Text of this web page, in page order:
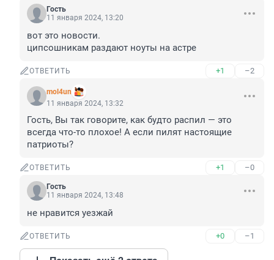
Гость
11 января 2024, 13:20
вот это новости.
ципсошникам раздают ноуты на астре
ОТВЕТИТЬ +1 –2
mol4un
11 января 2024, 13:32
Гость, Вы так говорите, как будто распил — это
всегда что-то плохое! А если пилят настоящие
патриоты?
ОТВЕТИТЬ +1 –0
Гость
11 января 2024, 13:48
не нравится уезжай
ОТВЕТИТЬ +0 –1